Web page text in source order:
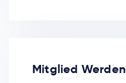
Mitglied Werden